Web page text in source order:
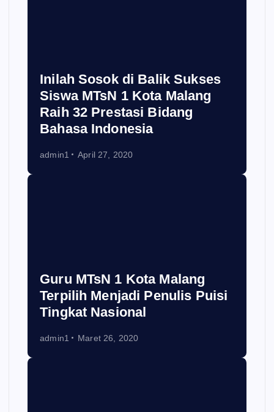
Inilah Sosok di Balik Sukses
Siswa MTsN 1 Kota Malang
Raih 32 Prestasi Bidang
Bahasa Indonesia
admin1 April 27, 2020
Guru MTsN 1 Kota Malang
Terpilih Menjadi Penulis Puisi
Tingkat Nasional
admin1 Maret 26, 2020